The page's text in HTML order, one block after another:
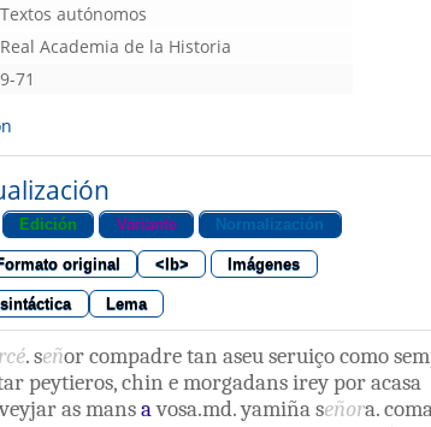
Textos autónomos
Real Academia de la Historia
9-71
Edición Variante Normalización
original <lb> Imágenes
Lema
.señorcompadretan aseuseruiçocomo
peytieros,chin emorgadansireypor acasa
veyjarasmansavosa.md.yamiñaseñora.